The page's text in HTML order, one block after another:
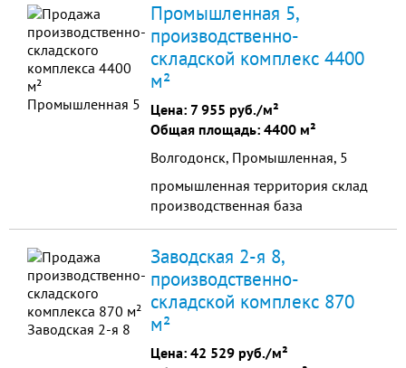
м +3512,6 кв.м+2015,2 кв. м -
рассмотрим продажу 1-2-х лотов.
Обеспечено коммуникациями-
водоснабжение, канализация,
возможности для редевелопмента
могут предоставить бывшие
промышленные территории-
Промышленная 5,
производственно-
складской комплекс 4400
м²
Цена: 7 955 руб./м²
Общая площадь: 4400 м²
Волгодонск, Промышленная, 5
промышленная территория склад
производственная база
Заводская 2-я 8,
производственно-
складской комплекс 870
м²
Цена: 42 529 руб./м²